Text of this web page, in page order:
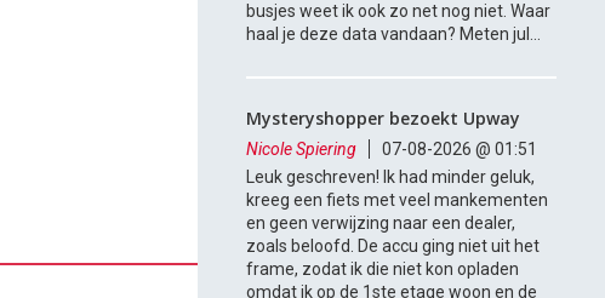
busjes weet ik ook zo net nog niet. Waar
haal je deze data vandaan? Meten jul...
Mysteryshopper bezoekt Upway
Nicole Spiering
07-08-2026 @ 01:51
Leuk geschreven! Ik had minder geluk,
kreeg een fiets met veel mankementen
en geen verwijzing naar een dealer,
zoals beloofd. De accu ging niet uit het
frame, zodat ik die niet kon opladen
omdat ik op de 1ste etage woon en de